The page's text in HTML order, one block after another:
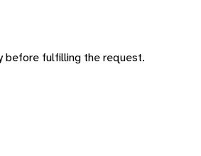
before fulfilling the request.